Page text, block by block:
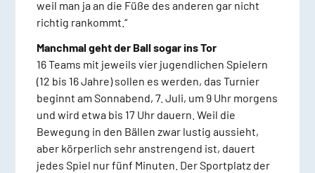
weil man ja an die Füße des anderen gar nicht
richtig rankommt.“
Manchmal geht der Ball sogar ins Tor
16 Teams mit jeweils vier jugendlichen Spielern
(12 bis 16 Jahre) sollen es werden, das Turnier
beginnt am Sonnabend, 7. Juli, um 9 Uhr morgens
und wird etwa bis 17 Uhr dauern. Weil die
Bewegung in den Bällen zwar lustig aussieht,
aber körperlich sehr anstrengend ist, dauert
jedes Spiel nur fünf Minuten. Der Sportplatz der